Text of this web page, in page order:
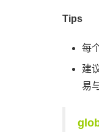
Tips
每
建
易